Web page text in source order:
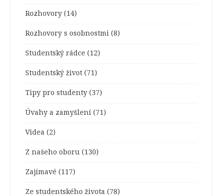
Rozhovory (14)
Rozhovory s osobnostmi (8)
Studentský rádce (12)
Studentský život (71)
Tipy pro studenty (37)
Úvahy a zamyšlení (71)
Videa (2)
Z našeho oboru (130)
Zajímavé (117)
Ze studentského života (78)